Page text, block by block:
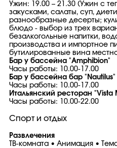
Ужин: 19.00 – 21.30 (Ужин с
закусками, салаты, суп,
разнообразные десерты;
блюдо - выбор из трех
безалкогольные напитки,
производства и импортное
бутилированные вина
Бар у бассейна "Amphibion"
Часы работы: 10.00-17.00
Бар у бассейна бар "Nautilus"
Часы работы: 10.00-17.00
Итальянский ресторан "Vista
Часы работы: 10.00-22.00
Спорт и отдых
Развлечения
ТВ-комната • Анимация •